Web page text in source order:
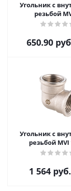
Угольник с
резьбой
650.90
Угольник с
резьбой MVI
1 564руб.